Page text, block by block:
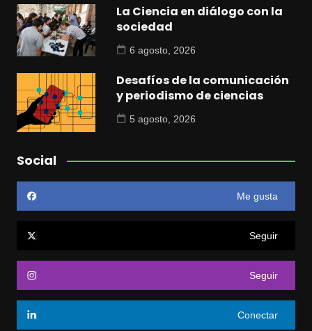
La Ciencia en diálogo con la
sociedad
6 agosto, 2026
Desafíos de la comunicación
y periodismo de ciencias
5 agosto, 2026
Social
Me gusta
Seguir
Seguir
Conectar